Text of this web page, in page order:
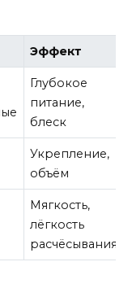
Эффект
Глубокое
питание,
блеск
Укрепление,
объём
Мягкость,
лёгкость
расчёсывания